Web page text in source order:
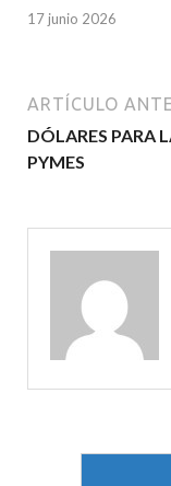
17 junio 2026
ARTÍCULO
DÓLARES PARA
PYMES